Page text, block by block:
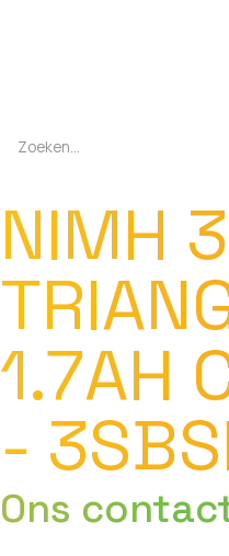
NIMH
1.7AH
-
Ons